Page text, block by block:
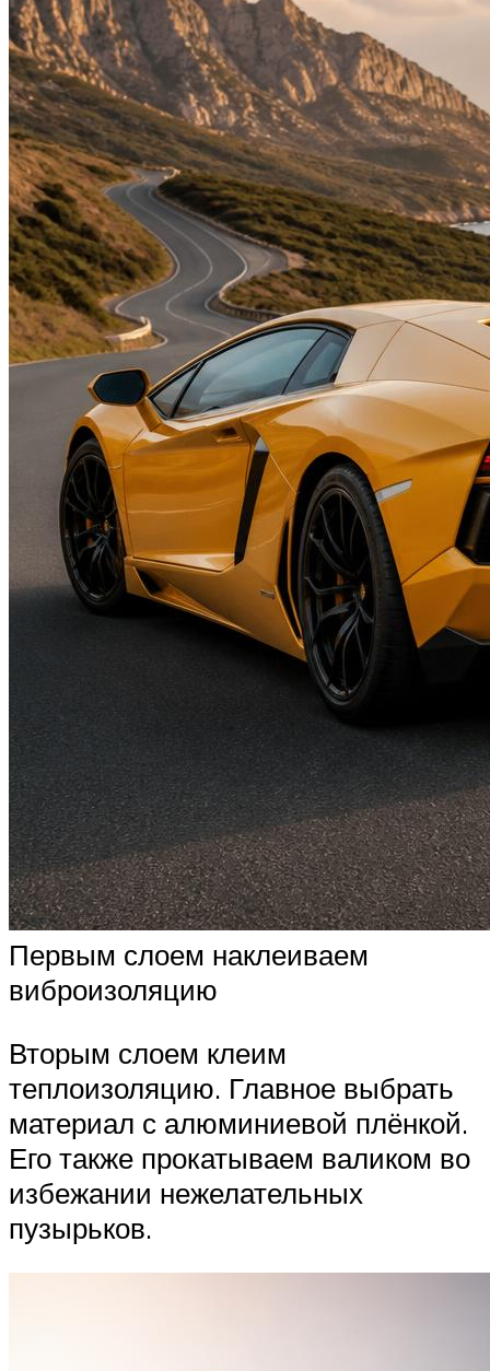
Первым слоем наклеиваем
виброизоляцию
Вторым слоем клеим
теплоизоляцию. Главное выбрать
материал с алюминиевой плёнкой.
Его также прокатываем валиком во
избежании нежелательных
пузырьков.